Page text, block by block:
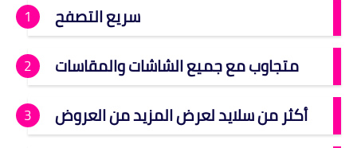
سريع التصفح
متجاوب مع جميع الشاشات والمقاسات
أكثر من سلايد لعرض المزيد من العروض